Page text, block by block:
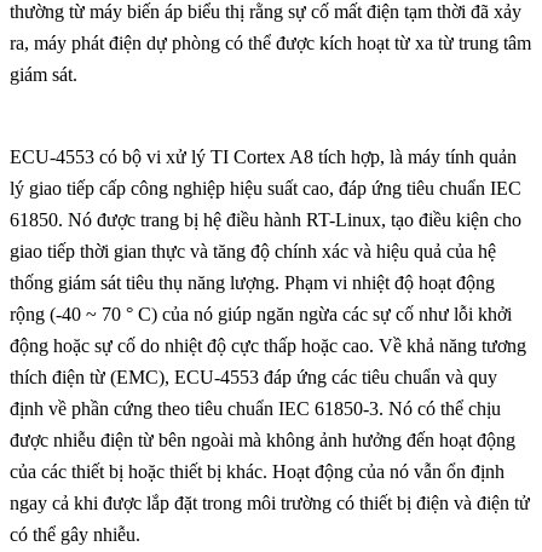
thường từ máy biến áp biểu thị rằng sự cố mất điện tạm thời đã xảy
ra, máy phát điện dự phòng có thể được kích hoạt từ xa từ trung tâm
giám sát.
ECU-4553 có bộ vi xử lý TI Cortex A8 tích hợp, là máy tính quản
lý giao tiếp cấp công nghiệp hiệu suất cao, đáp ứng tiêu chuẩn IEC
61850. Nó được trang bị hệ điều hành RT-Linux, tạo điều kiện cho
giao tiếp thời gian thực và tăng độ chính xác và hiệu quả của hệ
thống giám sát tiêu thụ năng lượng. Phạm vi nhiệt độ hoạt động
rộng (-40 ~ 70 ° C) của nó giúp ngăn ngừa các sự cố như lỗi khởi
động hoặc sự cố do nhiệt độ cực thấp hoặc cao. Về khả năng tương
thích điện từ (EMC), ECU-4553 đáp ứng các tiêu chuẩn và quy
định về phần cứng theo tiêu chuẩn IEC 61850-3. Nó có thể chịu
được nhiễu điện từ bên ngoài mà không ảnh hưởng đến hoạt động
của các thiết bị hoặc thiết bị khác. Hoạt động của nó vẫn ổn định
ngay cả khi được lắp đặt trong môi trường có thiết bị điện và điện tử
có thể gây nhiễu.